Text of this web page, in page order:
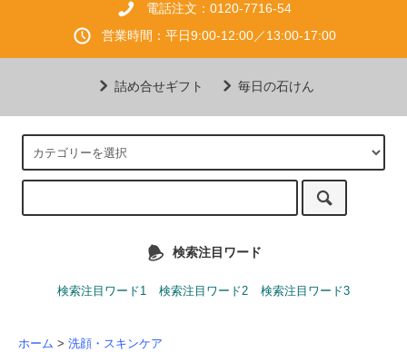
電話注文：0120-7716-54
営業時間：平日9:00-12:00／13:00-17:00
詰め合せギフト 毎日の石けん
検索注目ワード
検索注目ワード1 検索注目ワード2 検索注目ワード3
ホーム > 洗顔・スキンケア